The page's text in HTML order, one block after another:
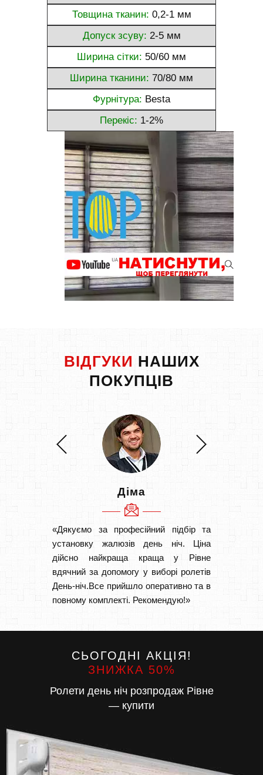
Товщина тканин: 0,2-1 мм
Допуск зсуву: 2-5 мм
Ширина сітки: 50/60 мм
Ширина тканини: 70/80 мм
Фурнітура: Besta
Перекіс: 1-2%
ВІДГУКИ НАШИХ
ПОКУПЦІВ
Діма
«Дякуємо за професійний підбір та
установку жалюзів день ніч. Ціна
дійсно найкраща краща у Рівне
вдячний за допомогу у виборі ролетів
День-ніч.Все прийшло оперативно та в
повному комплекті. Рекомендую!»
СЬОГОДНІ АКЦІЯ!
ЗНИЖКА 50%
Ролети день ніч розпродаж Рівне
— купити